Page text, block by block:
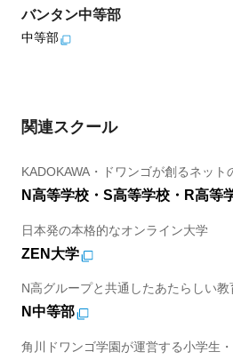
バンタン中等部
中等部
関連スクール
KADOKAWA・ドワンゴが創るネット
N高等学校・S高等学校・R高等
日本発の本格的なオンライン大学
ZEN大学
N高グループと共通したあたらしい教
N中等部
角川ドワンゴ学園が運営する小学生